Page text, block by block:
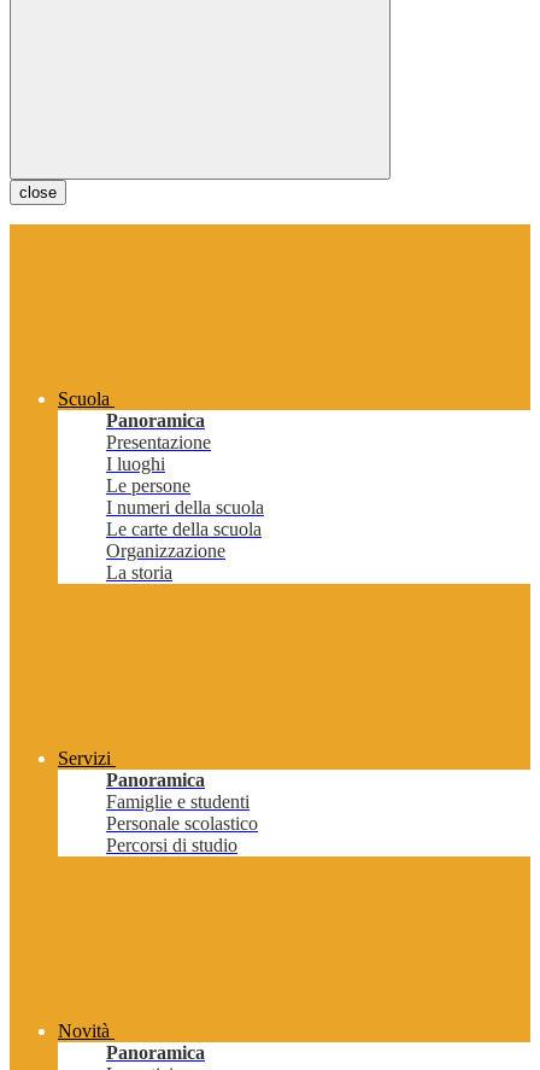
close
Scuola
Panoramica
Presentazione
I luoghi
Le persone
I numeri della scuola
Le carte della scuola
Organizzazione
La storia
Servizi
Panoramica
Famiglie e studenti
Personale scolastico
Percorsi di studio
Novità
Panoramica